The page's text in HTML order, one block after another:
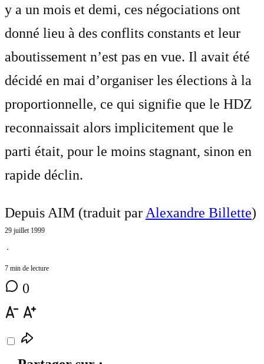
y a un mois et demi, ces négociations ont
donné lieu à des conflits constants et leur
aboutissement n’est pas en vue. Il avait été
décidé en mai d’organiser les élections à la
proportionnelle, ce qui signifie que le HDZ
reconnaissait alors implicitement que le
parti était, pour le moins stagnant, sinon en
rapide déclin.
Depuis AIM (traduit parAlexandre Billette)
29 juillet 1999
⋅
7 min de lecture
0